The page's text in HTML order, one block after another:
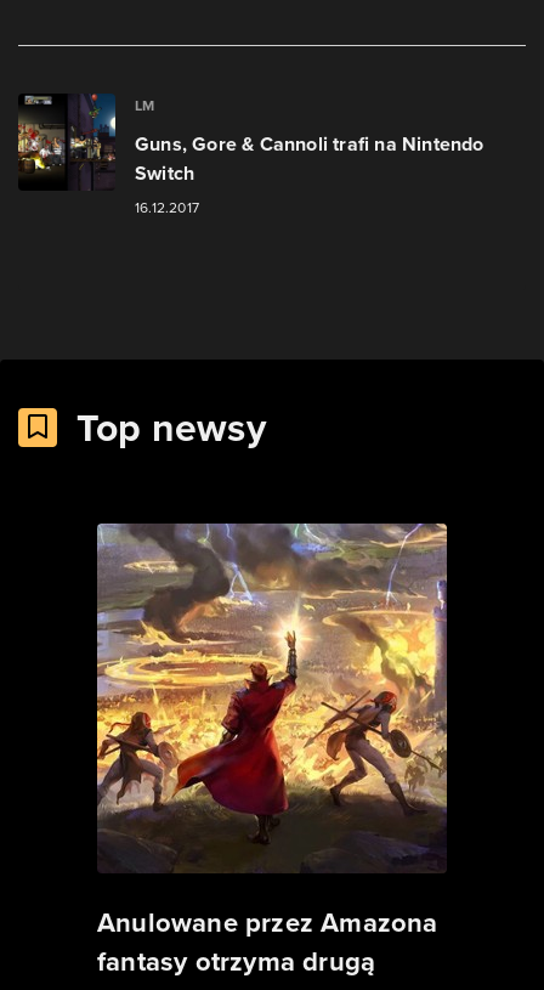
LM
Guns, Gore & Cannoli trafi na Nintendo
Switch
16.12.2017
Top newsy
Anulowane przez Amazona
fantasy otrzyma drugą